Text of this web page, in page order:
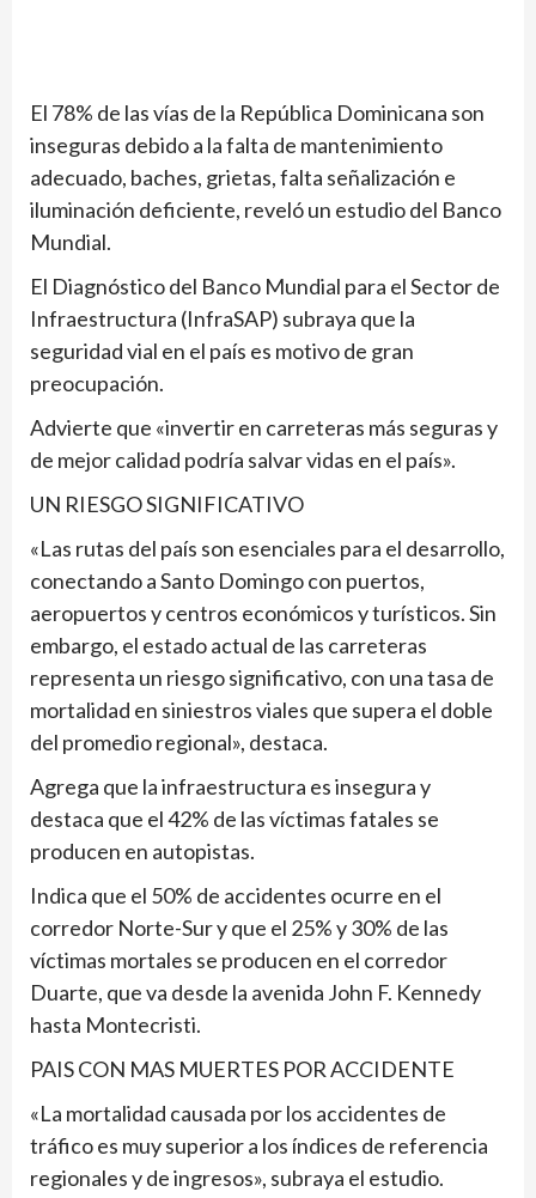
El 78% de las vías de la República Dominicana son
inseguras debido a la falta de mantenimiento
adecuado, baches, grietas, falta señalización e
iluminación deficiente, reveló un estudio del Banco
Mundial.
El Diagnóstico del Banco Mundial para el Sector de
Infraestructura (InfraSAP) subraya que la
seguridad vial en el país es motivo de gran
preocupación.
Advierte que «invertir en carreteras más seguras y
de mejor calidad podría salvar vidas en el país».
UN RIESGO SIGNIFICATIVO
«Las rutas del país son esenciales para el desarrollo,
conectando a Santo Domingo con puertos,
aeropuertos y centros económicos y turísticos. Sin
embargo, el estado actual de las carreteras
representa un riesgo significativo, con una tasa de
mortalidad en siniestros viales que supera el doble
del promedio regional», destaca.
Agrega que la infraestructura es insegura y
destaca que el 42% de las víctimas fatales se
producen en autopistas.
Indica que el 50% de accidentes ocurre en el
corredor Norte-Sur y que el 25% y 30% de las
víctimas mortales se producen en el corredor
Duarte, que va desde la avenida John F. Kennedy
hasta Montecristi.
PAIS CON MAS MUERTES POR ACCIDENTE
«La mortalidad causada por los accidentes de
tráfico es muy superior a los índices de referencia
regionales y de ingresos», subraya el estudio.